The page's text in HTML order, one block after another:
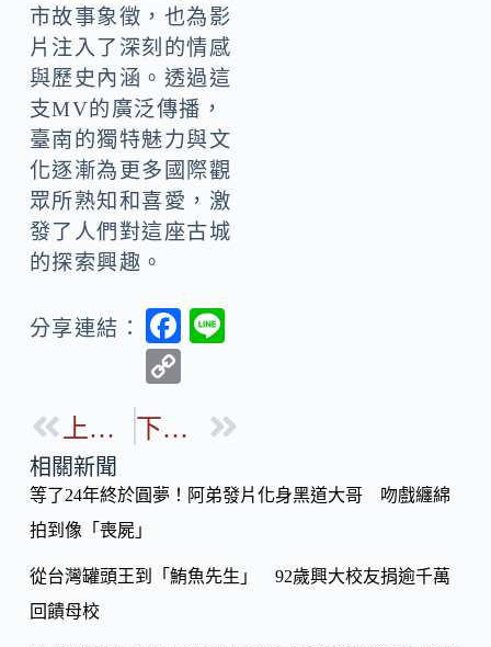
市故事象徵，也為影
片注入了深刻的情感
與歷史內涵。透過這
支MV的廣泛傳播，
臺南的獨特魅力與文
化逐漸為更多國際觀
眾所熟知和喜愛，激
發了人們對這座古城
的探索興趣。
分享連結：
F
b
o
p
Li
k
上一篇 下一篇
相關新聞
等了24年終於圓夢！阿弟發片化身黑道大哥 吻戲纏綿
拍到像「喪屍」
從台灣罐頭王到「鮪魚先生」 92歲興大校友捐逾千萬
回饋母校